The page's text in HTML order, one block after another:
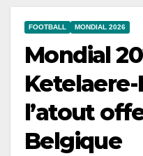
FOOTBALL MONDIAL 2026
Mondial
l’atout
Belgique